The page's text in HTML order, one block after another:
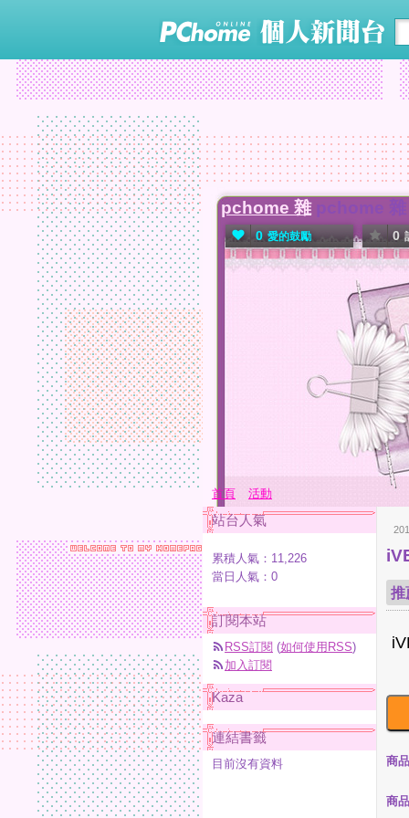
pchome 雜
0 愛的鼓勵 0
首頁 活動
推
商
商
站台人氣
累積人氣： 11,226
當日人氣： 0
訂閱本站
RSS訂閱 (如何使用RSS)
加入訂閱
Kaza
連結書籤
目前沒有資料